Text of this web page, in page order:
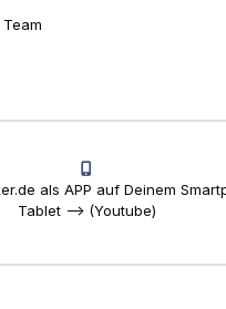
als APP auf Deinem
Tablet --> (Youtube)